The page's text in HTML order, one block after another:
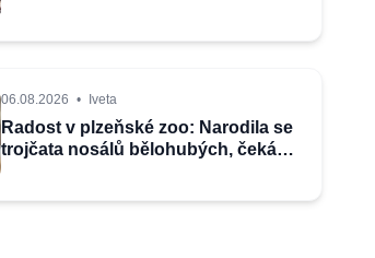
06.08.2026 • Iveta
Radost v plzeňské zoo: Narodila se
trojčata nosálů bělohubých, čeká